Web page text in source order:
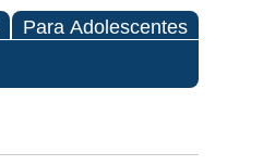
Para Adolescentes